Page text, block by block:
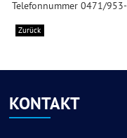
Telefonnummer 0471/
Zurück
KONTAKT